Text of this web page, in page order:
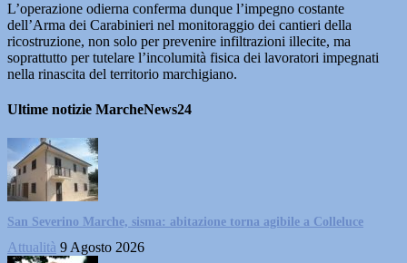
L’operazione odierna conferma dunque l’impegno costante
dell’Arma dei Carabinieri nel monitoraggio dei cantieri della
ricostruzione, non solo per prevenire infiltrazioni illecite, ma
soprattutto per tutelare l’incolumità fisica dei lavoratori impegnati
nella rinascita del territorio marchigiano.
Ultime notizie MarcheNews24
San Severino Marche, sisma: abitazione torna agibile a Colleluce
Attualità 9 Agosto 2026